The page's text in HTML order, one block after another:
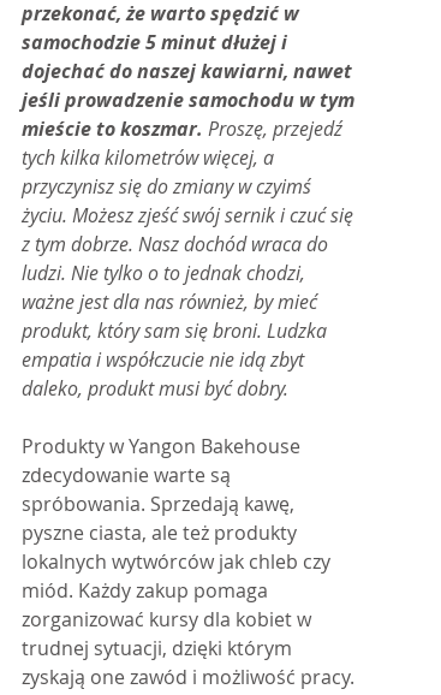
przekonać, że warto spędzić w
samochodzie 5 minut dłużej i
dojechać do naszej kawiarni, nawet
jeśli prowadzenie samochodu w tym
mieście to koszmar. Proszę, przejedź
tych kilka kilometrów więcej, a
przyczynisz się do zmiany w czyimś
życiu. Możesz zjeść swój sernik i czuć się
z tym dobrze. Nasz dochód wraca do
ludzi. Nie tylko o to jednak chodzi,
ważne jest dla nas również, by mieć
produkt, który sam się broni. Ludzka
empatia i współczucie nie idą zbyt
daleko, produkt musi być dobry.
Produkty w Yangon Bakehouse
zdecydowanie warte są
spróbowania. Sprzedają kawę,
pyszne ciasta, ale też produkty
lokalnych wytwórców jak chleb czy
miód. Każdy zakup pomaga
zorganizować kursy dla kobiet w
trudnej sytuacji, dzięki którym
zyskają one zawód i możliwość pracy.